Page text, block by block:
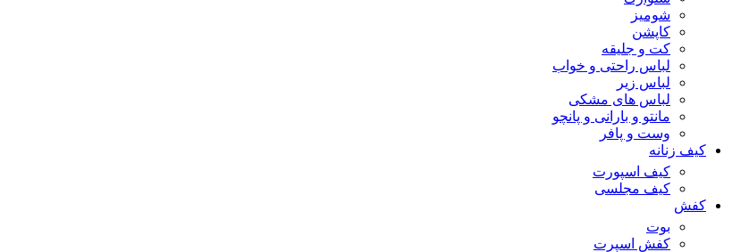
شومیز
کاپشن
کت و جلیقه
لباس راحتی و خواب
لباس زیر
لباس های مشکی
مانتو و بارانی و پانچو
وست و پافر
کیف زنانه
کیف اسپورت
کیف مجلسی
کفش
بوت
کفش اسپرت